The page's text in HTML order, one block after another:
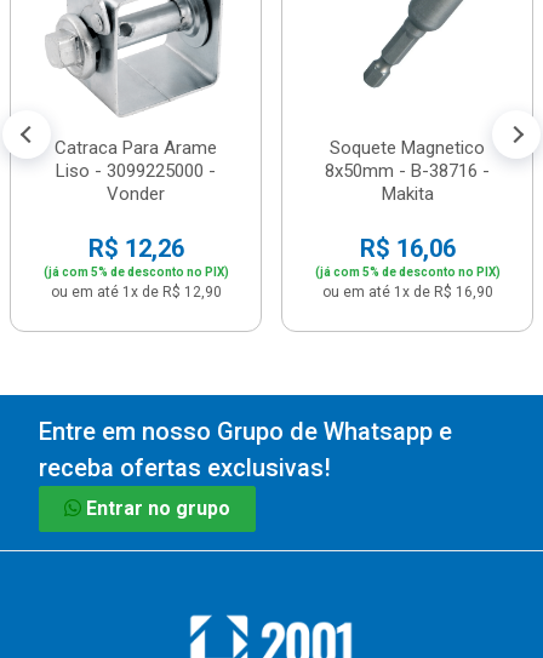
Catraca Para Arame
Liso - 3099225000 -
Vonder
R$ 12,26
(já com 5% de desconto no PIX)
ou em até 1x de R$ 12,90
Soquete Magnetico
8x50mm - B-38716 -
Makita
R$ 16,06
(já com 5% de desconto no PIX)
ou em até 1x de R$ 16,90
Entre em nosso Grupo de Whatsapp e
receba ofertas exclusivas!
Entrar no grupo